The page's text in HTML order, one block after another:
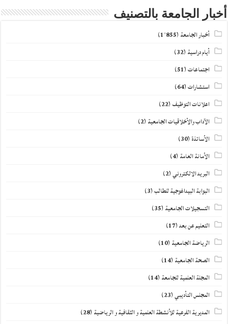
أخبار الجامعة بالتصنيف
أخبار الجامعة (1٬855)
أيام دراسية (32)
اجتماعات(51)
استشارات(64)
اعلانات التوظيف (22)
الآداب والأخلاقيات الجامعية (2)
الأساتذة(30)
الأمانة العامة (4)
البريد الالكتروني(2)
البوابة البيداغوجية للطالب(3)
التسجيلات الجامعية (35)
التعليم عن بعد(17)
الرياضة الجامعية (10)
الصحة الجامعية (14)
المجلة العلمية للجامعة (14)
المجلس التأديبي(23)
المديرية الفرعية للأنشطة العلمية و الثقافية و الرياضية (28)